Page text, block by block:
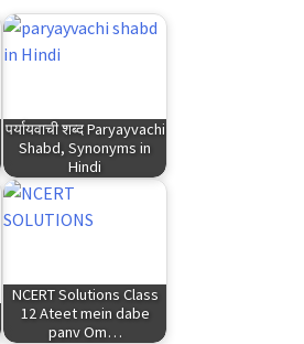
पर्यायवाची शब्द Paryayvachi
Shabd, Synonyms in
Hindi
NCERT Solutions Class
12 Ateet mein dabe
panv Om…